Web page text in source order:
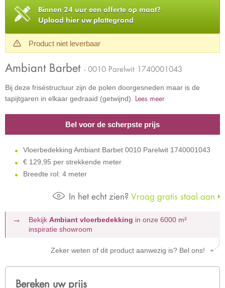
Binnen 24 uur een offerte op maat?
Upload hier uw plattegrond
Product niet leverbaar
Ambiant Barbet - 0010 Parelwit 1740001043
Bij deze friséstructuur zijn de polen doorgesneden maar is de
tapijtgaren in elkaar gedraaid (getwijnd). Lees meer
Bel voor de scherpste prijs
Vloerbedekking Ambiant Barbet 0010 Parelwit 1740001043
€ 129,95 per strekkende meter
Breedte rol: 4 meter
In het echt zien? Vraag gratis staal aan
Bekijk Ambiant vloerbedekking in onze 6000 m²
inspiratie showroom
Zeker weten of dit product aanwezig is? Bel ons!
Bereken uw prijs